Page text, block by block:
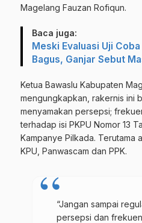
Magelang Fauzan Rofiqun.
Baca juga:
Meski Evaluasi Uji
Bagus, Ganjar Sebut
Ketua Bawaslu Kabupaten
mengungkapkan, rakernis ini
menyamakan persepsi;
terhadap isi PKPU Nomor 13
Kampanye Pilkada. Terutama
KPU, Panwascam dan PPK.
“Jangan sampai
persepsi dan